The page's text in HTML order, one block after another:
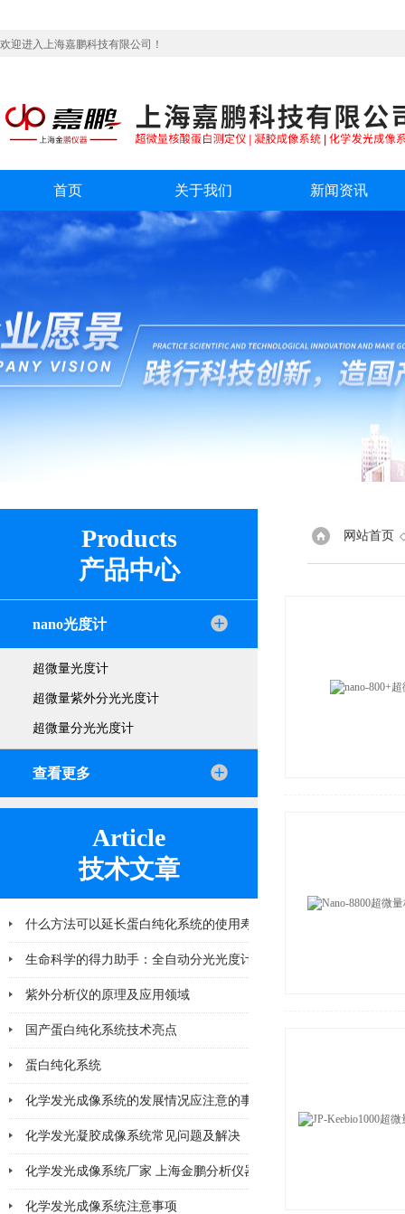
欢迎进入上海嘉鹏科技有限公司！
首页 关于我们 新闻资讯
Products
产品中心
nano光度计
超微量光度计
超微量紫外分光光度计
超微量分光光度计
查看更多
Article
技术文章
什么方法可以延长蛋白纯化系统的使用寿命
2026-06-25
紫外分析仪的原理及应用领域
国产蛋白纯化系统技术亮点
蛋白纯化系统
2026-02-11
化学发光成像系统的发展情况应注意的事项
2026-02-11
化学发光凝胶成像系统常见问题及解决
2026-02-06
化学发光成像系统厂家 上海金鹏分析仪器
化学发光成像系统注意事项
网站首页